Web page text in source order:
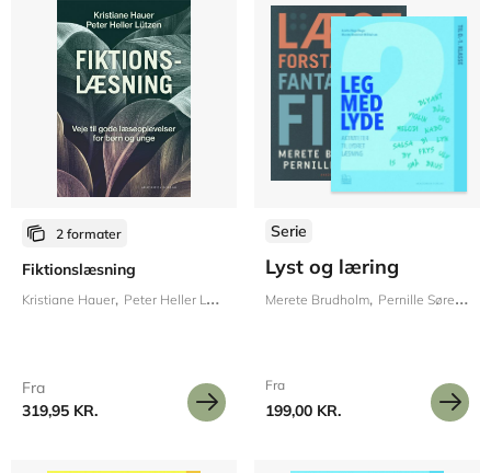
2 formater
Fiktionslæsning
Kristiane Hauer Peter Heller Lützen
Fra
319,95 KR.
Serie
Lyst og læring
Merete Brudholm Pernille Sørensen
Fra
199,00 KR.